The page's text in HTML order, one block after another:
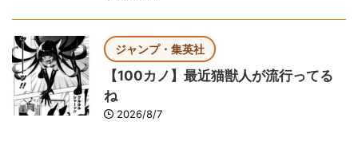
ジャンプ・集英社
【100カノ】最近猫獣人が流行ってる
ね
2026/8/7